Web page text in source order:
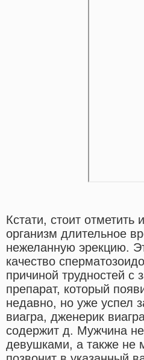
Кстати, стоит
организм длительное
нежеланную эрекцию.
качество
причиной трудностей с
препарат, который
недавно, но уже успел
виагра, дженерик
содержит д. Мужчина
девушками, а также не